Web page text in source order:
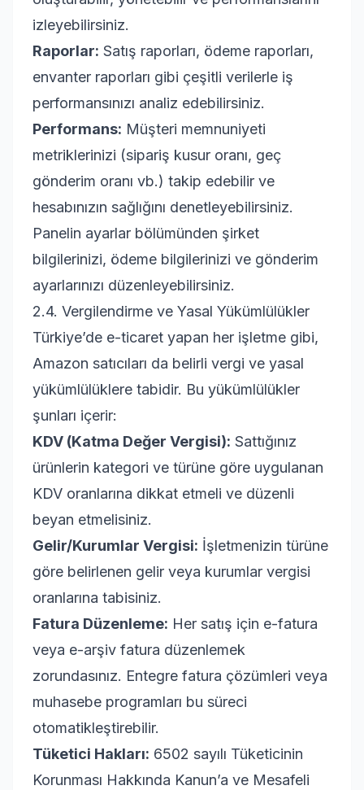
izleyebilirsiniz.
Raporlar: Satış raporları, ödeme raporları,
envanter raporları gibi çeşitli verilerle iş
performansınızı analiz edebilirsiniz.
Performans: Müşteri memnuniyeti
metriklerinizi (sipariş kusur oranı, geç
gönderim oranı vb.) takip edebilir ve
hesabınızın sağlığını denetleyebilirsiniz.
Panelin ayarlar bölümünden şirket
bilgilerinizi, ödeme bilgilerinizi ve gönderim
ayarlarınızı düzenleyebilirsiniz.
2.4. Vergilendirme ve Yasal Yükümlülükler
Türkiye’de e-ticaret yapan her işletme gibi,
Amazon satıcıları da belirli vergi ve yasal
yükümlülüklere tabidir. Bu yükümlülükler
şunları içerir:
KDV (Katma Değer Vergisi): Sattığınız
ürünlerin kategori ve türüne göre uygulanan
KDV oranlarına dikkat etmeli ve düzenli
beyan etmelisiniz.
Gelir/Kurumlar Vergisi: İşletmenizin türüne
göre belirlenen gelir veya kurumlar vergisi
oranlarına tabisiniz.
Fatura Düzenleme: Her satış için e-fatura
veya e-arşiv fatura düzenlemek
zorundasınız. Entegre fatura çözümleri veya
muhasebe programları bu süreci
otomatikleştirebilir.
Tüketici Hakları: 6502 sayılı Tüketicinin
Korunması Hakkında Kanun’a ve Mesafeli